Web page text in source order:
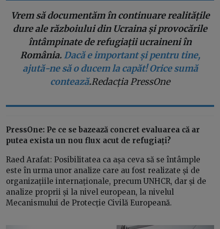
Vrem să documentăm în continuare realitățile
dure ale războiului din Ucraina și provocările
întâmpinate de refugiații ucraineni în
România. Dacă e important și pentru tine,
ajută-ne să o ducem la capăt! Orice sumă
contează.Redacția PressOne
PressOne: Pe ce se bazează concret evaluarea că ar
putea exista un nou flux acut de refugiați?
Raed Arafat: Posibilitatea ca așa ceva să se întâmple
este în urma unor analize care au fost realizate și de
organizațiile internaționale, precum UNHCR, dar și de
analize proprii și la nivel european, la nivelul
Mecanismului de Protecție Civilă Europeană.